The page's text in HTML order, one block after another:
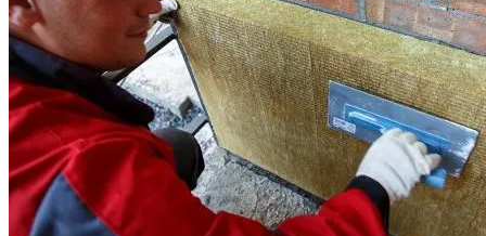
ГК «А101» Намерена Развивать В Новой
Москве Экологически Чистые
Производства
Тишина – Дело Тонкое: В России
Появилось Новое Решение Для